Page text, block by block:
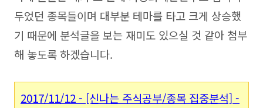
두었던 종목들이며 대부분 테마를 타고 크게 상승했
기 때문에 분석글을 보는 재미도 있으실 것 같아 첨부
해 놓도록 하겠습니다.
2017/11/12 - [신나는 주식공부/종목 집중분석] -